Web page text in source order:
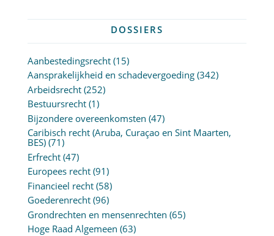
DOSSIERS
Aanbestedingsrecht(15)
Aansprakelijkheid en schadevergoeding(342)
Arbeidsrecht(252)
Bestuursrecht(1)
Bijzondere overeenkomsten (47)
Caribisch recht (Aruba, Curaçao en Sint Maarten,
BES)(71)
Erfrecht(47)
Europees recht(91)
Financieel recht(58)
Goederenrecht(96)
Grondrechten en mensenrechten (65)
Hoge Raad Algemeen (63)